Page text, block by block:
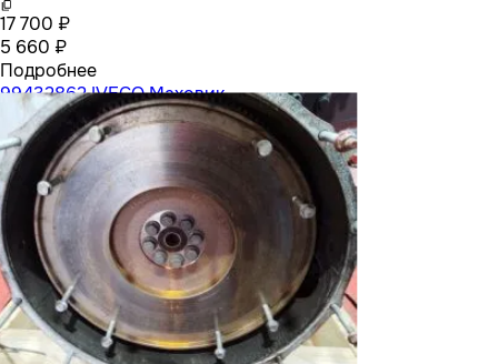
17 700 ₽
5 660 ₽
Подробнее
99432862 IVECO Маховик